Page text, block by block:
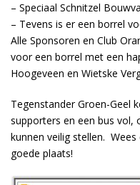
– Speciaal Schnitzel
– Tevens is er een borrel
Alle Sponsoren en Club
voor een borrel met een
Hoogeveen en Wietske
Tegenstander Groen-Geel
supporters en een bus
kunnen veilig stellen.
goede plaats!